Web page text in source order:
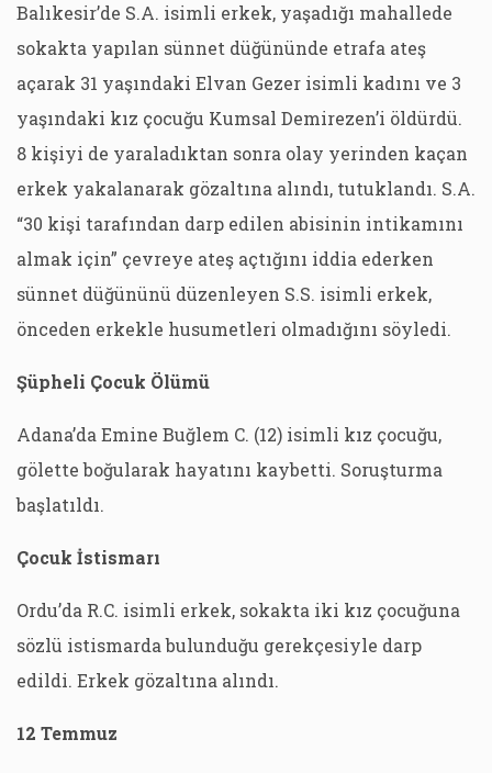
Balıkesir’de S.A. isimli erkek, yaşadığı mahallede
sokakta yapılan sünnet düğününde etrafa ateş
açarak 31 yaşındaki Elvan Gezer isimli kadını ve 3
yaşındaki kız çocuğu Kumsal Demirezen’i öldürdü.
8 kişiyi de yaraladıktan sonra olay yerinden kaçan
erkek yakalanarak gözaltına alındı, tutuklandı. S.A.
“30 kişi tarafından darp edilen abisinin intikamını
almak için” çevreye ateş açtığını iddia ederken
sünnet düğününü düzenleyen S.S. isimli erkek,
önceden erkekle husumetleri olmadığını söyledi.
Şüpheli Çocuk Ölümü
Adana’da Emine Buğlem C. (12) isimli kız çocuğu,
gölette boğularak hayatını kaybetti. Soruşturma
başlatıldı.
Çocuk İstismarı
Ordu’da R.C. isimli erkek, sokakta iki kız çocuğuna
sözlü istismarda bulunduğu gerekçesiyle darp
edildi. Erkek gözaltına alındı.
12 Temmuz